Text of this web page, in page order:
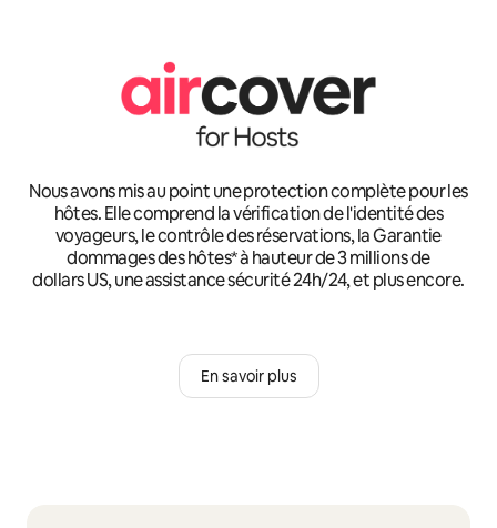
Nous avons mis au point une protection complète pour les
hôtes. Elle comprend la vérification de l'identité des
voyageurs, le contrôle des réservations, la Garantie
dommages des hôtes* à hauteur de 3 millions de
dollars US, une assistance sécurité 24h/24, et plus encore.
En savoir plus